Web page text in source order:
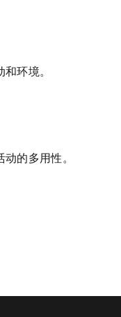
环境。
的多用性。